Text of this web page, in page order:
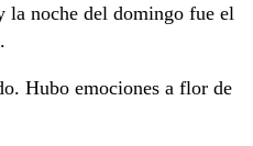
la noche del domingo fue el
Hubo emociones a flor de